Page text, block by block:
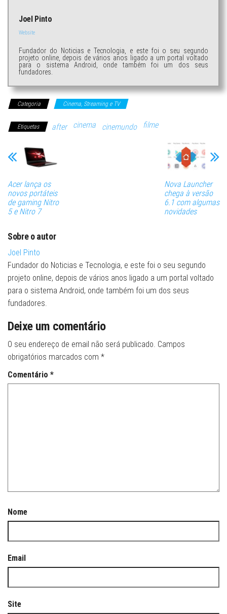
Joel Pinto
Website
Fundador do Noticias e Tecnologia, e este foi o seu segundo
projeto online, depois de vários anos ligado a um portal voltado
para o sistema Android, onde também foi um dos seus
fundadores.
Categoria Cinema, Streaming e TV
Etiquetas after cinema cinemundo filme
Acer lança os
novos portáteis
de gaming Nitro
5 e Nitro 7
Nova Launcher
chega à versão
6.1 com algumas
novidades
Sobre o autor
Joel Pinto
Fundador do Noticias e Tecnologia, e este foi o seu segundo
projeto online, depois de vários anos ligado a um portal voltado
para o sistema Android, onde também foi um dos seus
fundadores.
Deixe um comentário
O seu endereço de email não será publicado. Campos
obrigatórios marcados com *
Comentário *
Nome
Email
Site